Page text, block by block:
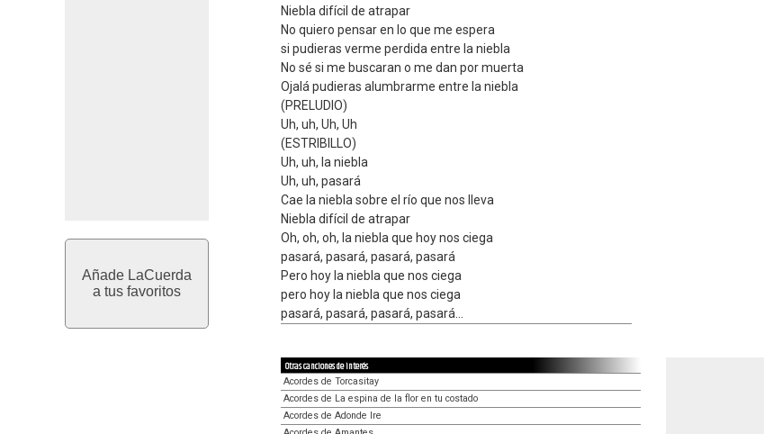
Añade LaCuerda
a tus favoritos
Niebla difícil de atrapar
No quiero pensar en lo que me espera
si pudieras verme perdida entre la niebla
No sé si me buscaran o me dan por muerta
Ojalá pudieras alumbrarme entre la niebla
(PRELUDIO)
Uh, uh, Uh, Uh
(ESTRIBILLO)
Uh, uh, la niebla
Uh, uh, pasará
Cae la niebla sobre el río que nos lleva
Niebla difícil de atrapar
Oh, oh, oh, la niebla que hoy nos ciega
pasará, pasará, pasará, pasará
Pero hoy la niebla que nos ciega
pero hoy la niebla que nos ciega
pasará, pasará, pasará, pasará...
Otras canciones de interés
Acordes de Torcasitay
Acordes de La espina de la flor en tu costado
Acordes de Adonde Ire